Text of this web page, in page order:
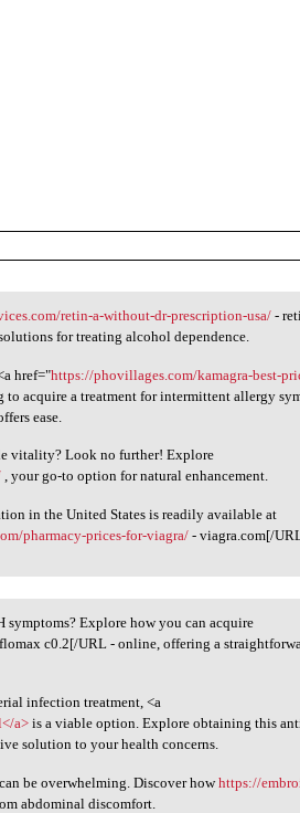
retin-a-without-dr-prescription-usa/ -
for treating alcohol dependence.
href="https://phovillages.com/kamagra-best-
to acquire a treatment for intermittent allergy
ease.
vitality? Look no further! Explore
, your go-to option for natural enhancement.
in the United States is readily available at
pharmacy-prices-for-viagra/ - viagra.com[/
Explore how you can acquire
c0.2[/URL - online, offering a
infection treatment, <a
a> is a viable option. Explore obtaining this
solution to your health concerns.
be overwhelming. Discover howhttps://
abdominal discomfort.